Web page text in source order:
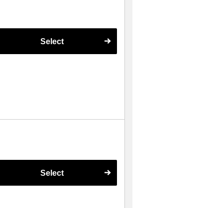
Select
Select